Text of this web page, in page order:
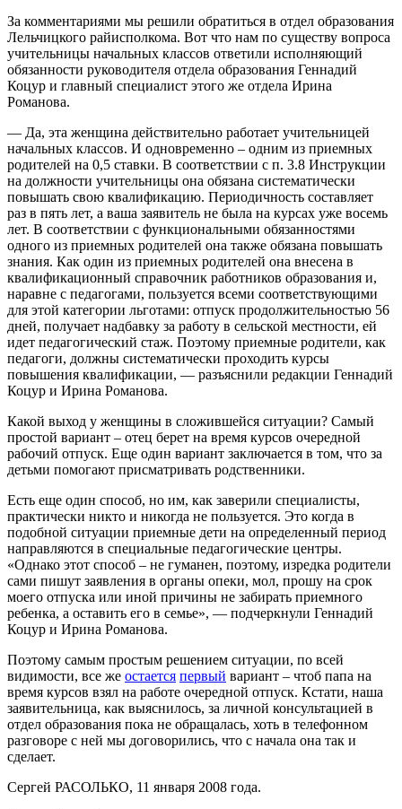
За комментариями мы решили обратиться в отдел образования
Лельчицкого райисполкома. Вот что нам по существу вопроса
учительницы начальных классов ответили исполняющий
обязанности руководителя отдела образования Геннадий
Коцур и главный специалист этого же отдела Ирина
Романова.
— Да, эта женщина действительно работает учительницей
начальных классов. И одновременно – одним из приемных
родителей на 0,5 ставки. В соответствии с п. 3.8 Инструкции
на должности учительницы она обязана систематически
повышать свою квалификацию. Периодичность составляет
раз в пять лет, а ваша заявитель не была на курсах уже восемь
лет. В соответствии с функциональными обязанностями
одного из приемных родителей она также обязана повышать
знания. Как один из приемных родителей она внесена в
квалификационный справочник работников образования и,
наравне с педагогами, пользуется всеми соответствующими
для этой категории льготами: отпуск продолжительностью 56
дней, получает надбавку за работу в сельской местности, ей
идет педагогический стаж. Поэтому приемные родители, как
педагоги, должны систематически проходить курсы
повышения квалификации, — разъяснили редакции Геннадий
Коцур и Ирина Романова.
Какой выход у женщины в сложившейся ситуации? Самый
простой вариант – отец берет на время курсов очередной
рабочий отпуск. Еще один вариант заключается в том, что за
детьми помогают присматривать родственники.
Есть еще один способ, но им, как заверили специалисты,
практически никто и никогда не пользуется. Это когда в
подобной ситуации приемные дети на определенный период
направляются в специальные педагогические центры.
«Однако этот способ – не гуманен, поэтому, изредка родители
сами пишут заявления в органы опеки, мол, прошу на срок
моего отпуска или иной причины не забирать приемного
ребенка, а оставить его в семье», — подчеркнули Геннадий
Коцур и Ирина Романова.
Поэтому самым простым решением ситуации, по всей
видимости, все же остается первый вариант – чтоб папа на
время курсов взял на работе очередной отпуск. Кстати, наша
заявительница, как выяснилось, за личной консультацией в
отдел образования пока не обращалась, хоть в телефонном
разговоре с ней мы договорились, что с начала она так и
сделает.
Сергей РАСОЛЬКО, 11 января 2008 года.